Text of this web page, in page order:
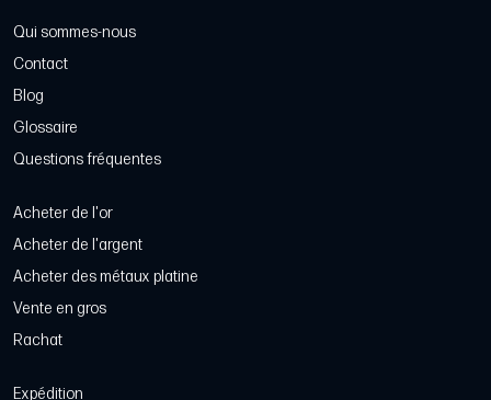
Qui sommes-nous
Contact
Blog
Glossaire
Questions fréquentes
Acheter de l'or
Acheter de l'argent
Acheter des métaux platine
Vente en gros
Rachat
Expédition